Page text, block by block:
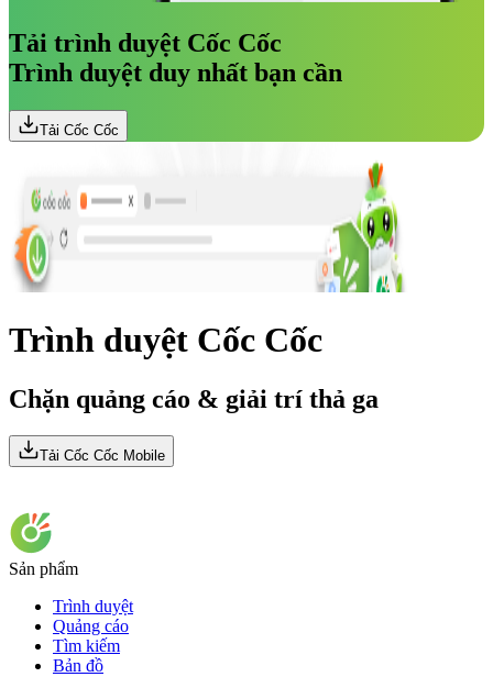
Tải trình duyệt Cốc Cốc
Trình duyệt duy nhất bạn cần
Tải Cốc Cốc
Trình duyệt Cốc Cốc
Chặn quảng cáo & giải trí thả ga
Tải Cốc Cốc Mobile
Sản phẩm
Trình duyệt
Quảng cáo
Tìm kiếm
Bản đồ